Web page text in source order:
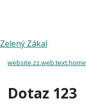
Zelený Zákal
website.zz.web.text.home
Dotaz 123